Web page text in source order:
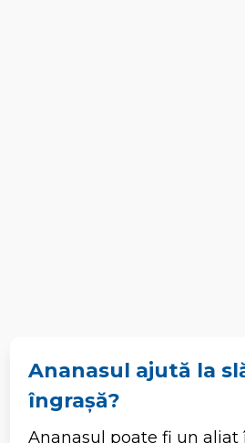
Ananasul ajută la
îngrașă?
Ananasul poate fi un aliat